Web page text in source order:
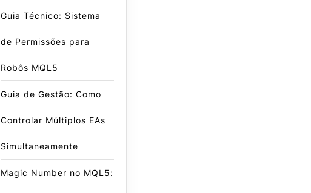
Guia Técnico: Sistema
de Permissões para
Robôs MQL5
Guia de Gestão: Como
Controlar Múltiplos EAs
Simultaneamente
Magic Number no MQL5: